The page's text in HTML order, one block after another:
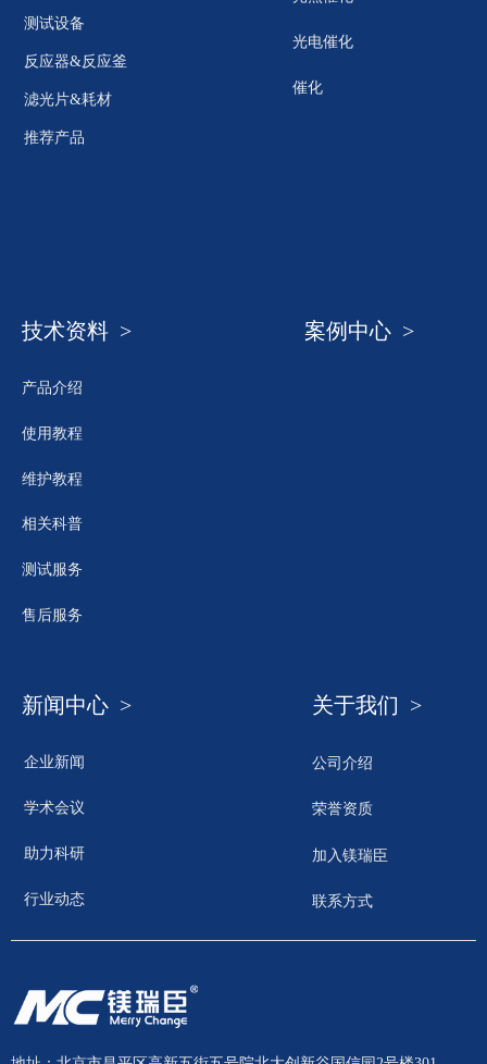
测试设备
反应器&反应釜
滤光片&耗材
推荐产品
光电催化
催化
技术资料 >
产品介绍
使用教程
维护教程
相关科普
测试服务
售后服务
案例中心 >
新闻中心 >
企业新闻
学术会议
助力科研
行业动态
关于我们 >
公司介绍
荣誉资质
加入镁瑞臣
联系方式